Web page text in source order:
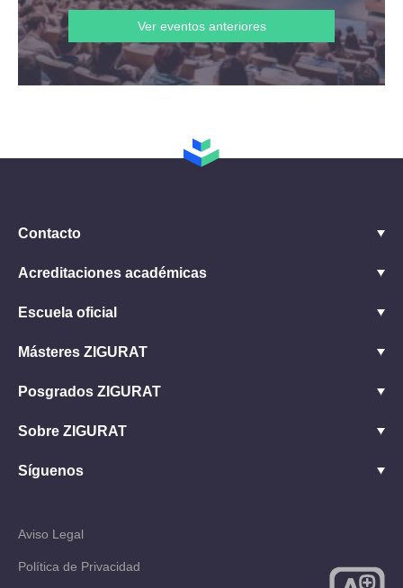
Ver eventos anteriores
Contacto
Acreditaciones académicas
Escuela oficial
Másteres ZIGURAT
Posgrados ZIGURAT
Sobre ZIGURAT
Síguenos
Aviso Legal
Política de Privacidad